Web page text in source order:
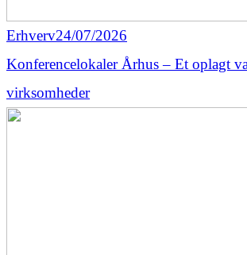
Erhverv24/07/2026
Konferencelokaler Århus – Et oplagt
virksomheder